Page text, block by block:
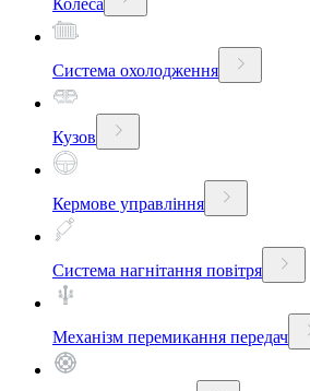
Колеса
Система охолодження
Кузов
Кермове управління
Система нагнітання повітря
Механізм перемикання передач